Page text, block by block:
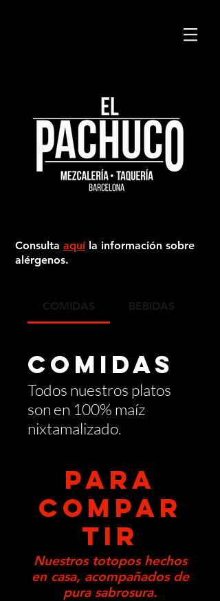
Consulta aquíla información sobre
alérgenos.
COMIDAS BEBIDAS
COMIDAS
Todos nuestros platos
son en 100% maíz
nixtamalizado.
PARA
COMPAR
TIR
Nuestros totopos hechos
en casa, acompañados de
pura sabrosura.